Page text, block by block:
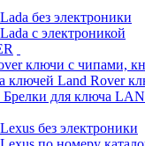
без электроники
с электроникой
ключи с чипами,
ключей Land Rover
Брелки для ключа
без электроники